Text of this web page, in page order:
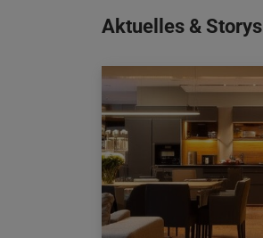
Aktuelles & Storys